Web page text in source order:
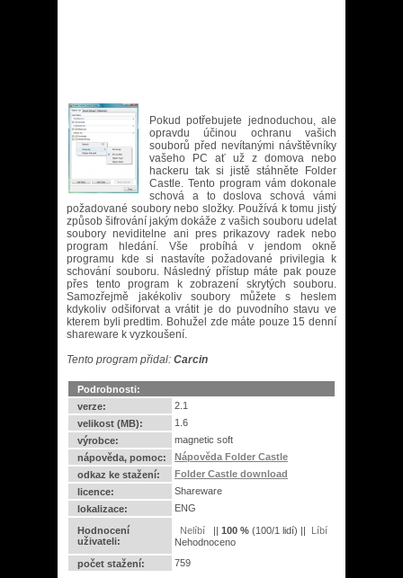
Pokud potřebujete jednoduchou, ale
opravdu účinou ochranu vašich
souborů před nevítanými návštěvníky
vašeho PC ať už z domova nebo
hackeru tak si jistě stáhněte Folder
Castle. Tento program vám dokonale
schová a to doslova schová vámi
požadované soubory nebo složky. Používá k tomu jistý
způsob šifrování jakým dokáže z vašich souboru udelat
soubory neviditelne ani pres prikazovy radek nebo
program hledání. Vše probíhá v jendom okně
programu kde si nastavíte požadované privilegia k
schování souboru. Následný přístup máte pak pouze
přes tento program k zobrazení skrytých souboru.
Samozřejmě jakékoliv soubory můžete s heslem
kdykoliv odšiforvat a vrátit je do puvodního stavu ve
kterem byli predtim. Bohužel zde máte pouze 15 denní
shareware k vyzkoušení.
Tento program přidal: Carcin
Podrobnosti:
verze:
2.1
velikost (MB):
1.6
výrobce:
magnetic soft
nápověda, pomoc:
Nápověda Folder Castle
odkaz ke stažení:
Folder Castle download
licence:
Shareware
lokalizace:
ENG
Hodnocení
uživateli:
|| 100 % (100/1 lidí) ||
Nehodnoceno
počet stažení:
759